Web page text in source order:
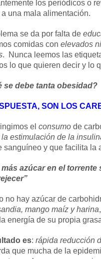
los periódicos o
una mala alimentación.
se da por falta de
comidas con elevados
. Nunca leemos las
lo que quieren decir y lo
se debe tanta obesidad?
SON LOS
el consumo de
estimulación de la
sanguíneo y que facilita la
más azúcar en el
no hay azúcar de
mango maíz y harina
energía de su propia
es: rápida reducción
que mucha de la